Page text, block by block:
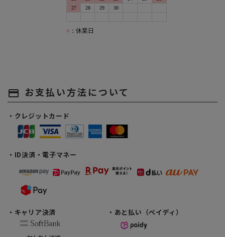
payment お支払い方法について
・クレジットカード
・ID決済・電子マネー
・キャリア決済 ・あと払い（ペイディ）